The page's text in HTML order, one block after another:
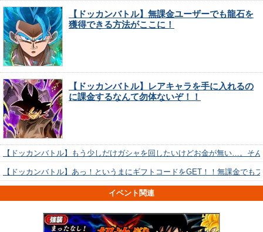
【ドッカンバトル】無課金ユーザーでも龍石を
獲得できる方法がここに！
【ドッカンバトル】レアキャラを手に入れるの
に課金するなんて勿体ないぞ！！
【ドッカンバトル】もう少しだけガシャを回したいけどお金が無い…。そ
【ドッカンバトル】あっ！というまにギフトコードをGET！！無課金でも
イベント関連